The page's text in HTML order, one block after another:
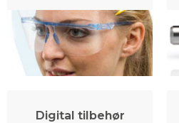
Digital tilbehør